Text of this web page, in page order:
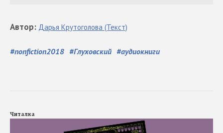
#nonfiction2018 #Глуховский #аудиокниги
Автор: Дарья Крутоголова (Текст)
Читалка